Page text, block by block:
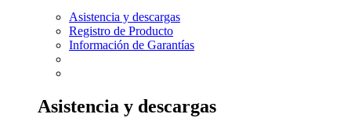
Asistencia y descargas
Registro de Producto
Información de Garantías
Asistencia y descargas